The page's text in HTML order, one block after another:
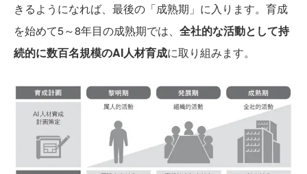
きるようになれば、最後の「成熟期」に入ります。育成
を始めて5～8年目の成熟期では、 全社的な活動として持
続的に数百名規模のAI人材育成に取り組みます。